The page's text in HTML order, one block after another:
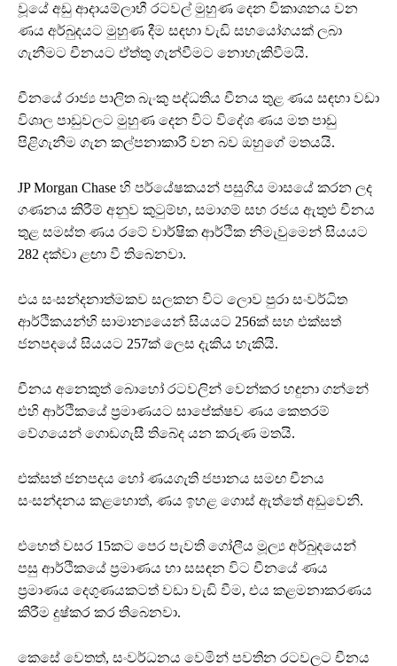
වූයේ අඩු ආදායම්ලාභී රටවල් මුහුණ දෙන විකාශනය වන
ණය අර්බුදයට මුහුණ දීම සඳහා වැඩි සහයෝගයක් ලබා
ගැනීමට චීනයට ඒත්තු ගැන්වීමට නොහැකිවීමයි.
චීනයේ රාජ්‍ය පාලිත බැංකු පද්ධතිය චීනය තුළ ණය සඳහා වඩා
විශාල පාඩුවලට මුහුණ දෙන විට විදේශ ණය මත පාඩු
පිළිගැනීම ගැන කල්පනාකාරී වන බව ඔහුගේ මතයයි.
JP Morgan Chase හි පර්යේෂකයන් පසුගිය මාසයේ කරන ලද
ගණනය කිරීම් අනුව කුටුම්භ, සමාගම් සහ රජය ඇතුළු චීනය
තුළ සමස්ත ණය රටේ වාර්ෂික ආර්ථික නිමැවුමෙන් සියයට
282 දක්වා ළඟා වී තිබෙනවා.
එය සංසන්දනාත්මකව සලකන විට ලොව පුරා සංවර්ධිත
ආර්ථිකයන්හි සාමාන්‍යයෙන් සියයට 256ක් සහ එක්සත්
ජනපදයේ සියයට 257ක් ලෙස දැකිය හැකියි.
චීනය අනෙකුත් බොහෝ රටවලින් වෙන්කර හඳුනා ගන්නේ
එහි ආර්ථිකයේ ප්‍රමාණයට සාපේක්ෂව ණය කෙතරම්
වේගයෙන් ගොඩගැසී තිබේද යන කරුණ මතයි.
එක්සත් ජනපදය හෝ ණයගැති ජපානය සමඟ චීනය
සංසන්දනය කළහොත්, ණය ඉහළ ගොස් ඇත්තේ අඩුවෙනි.
එහෙත් වසර 15කට පෙර පැවති ගෝලීය මූල්‍ය අර්බුදයෙන්
පසු ආර්ථිකයේ ප්‍රමාණය හා සසඳන විට චීනයේ ණය
ප්‍රමාණය දෙගුණයකටත් වඩා වැඩි වීම, එය කළමනාකරණය
කිරීම දුෂ්කර කර තිබෙනවා.
කෙසේ වෙතත්, සංවර්ධනය වෙමින් පවතින රටවලට චීනය